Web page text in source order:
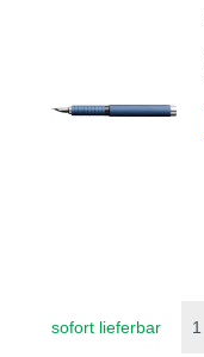
sofort lieferbar